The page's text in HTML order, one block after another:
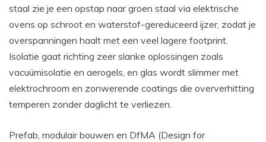
staal zie je een opstap naar groen staal via elektrische
ovens op schroot en waterstof-gereduceerd ijzer, zodat je
overspanningen haalt met een veel lagere footprint.
Isolatie gaat richting zeer slanke oplossingen zoals
vacuümisolatie en aerogels, en glas wordt slimmer met
elektrochroom en zonwerende coatings die oververhitting
temperen zonder daglicht te verliezen.
Prefab, modulair bouwen en DfMA (Design for